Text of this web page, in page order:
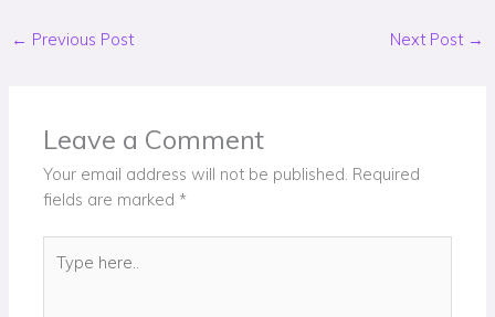
← Previous Post Next Post →
Leave a Comment
Your email address will not be published. Required
fields are marked *
here..